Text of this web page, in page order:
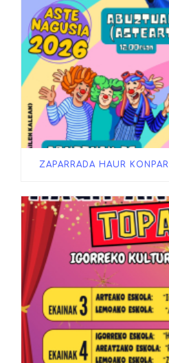
ZAPARRADA HAUR